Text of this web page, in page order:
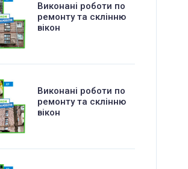
Виконані роботи по
ремонту та склінню
вікон
Виконані роботи по
ремонту та склінню
вікон